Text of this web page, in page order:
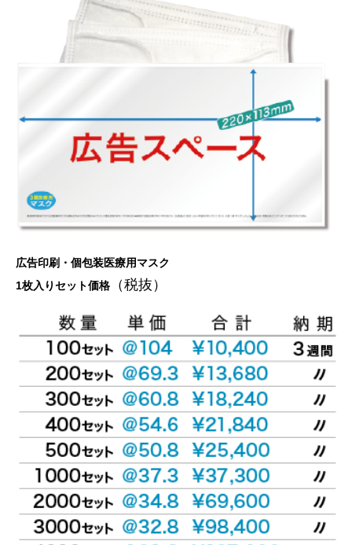
広告印刷・個包装医療用マスク
1枚入りセット価格
（税抜）